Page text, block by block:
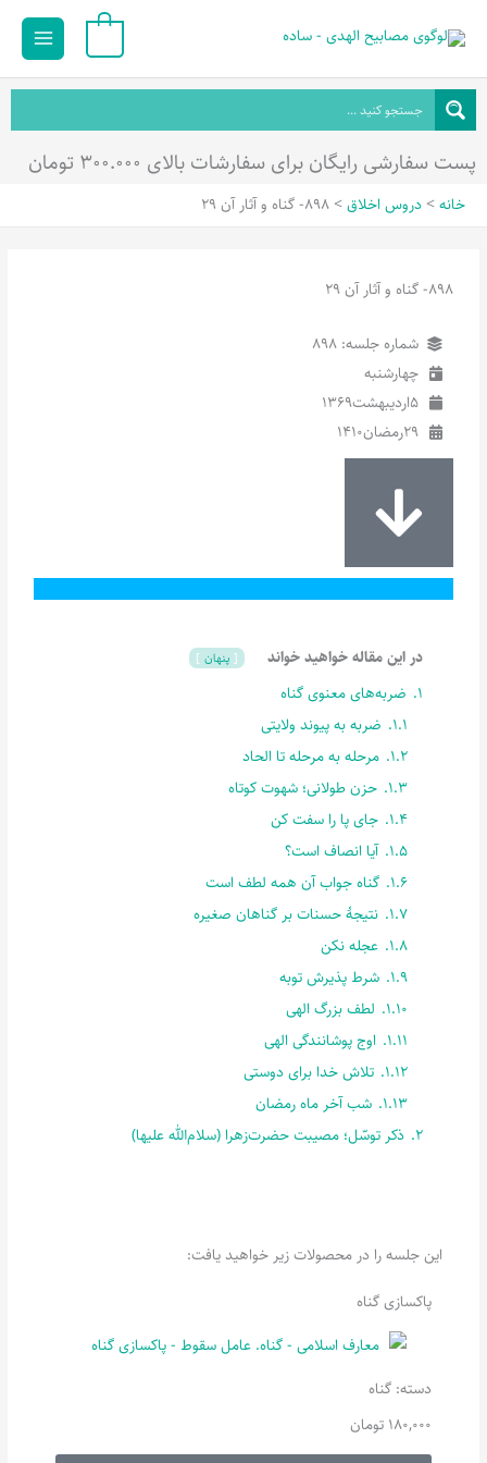
محتوا
Main
پست سفارشی رایگان برای سفارشات بالای ۳۰۰.۰۰۰ تومان
خانه دروس اخلاق 898- گناه و آثار آن 29
898- گناه و آثار آن 29
شماره جلسه: 898
چهارشنبه
5اردیبهشت1369
29رمضان1410
در این مقاله خواهید خواند پنهان
1. ضربه‌های معنوی گناه
1.1. ضربه به پیوند ولایتی
1.2. مرحله به مرحله تا الحاد
1.3. حزن طولانی؛ شهوت کوتاه
1.4. جای پا را سفت کن
1.5. آیا انصاف است؟
1.6. گناه جواب آن همه لطف است
1.7. نتیجۀ حسنات بر گناهان صغیره
1.8. عجله نکن
1.9. شرط پذیرش توبه
1.10. لطف بزرگ الهی
1.11. اوج پوشانندگی الهی
1.12. تلاش خدا برای دوستی
1.13. شب آخر ماه رمضان
2. ذکر توسّل؛ مصیبت حضرت‌زهرا (سلام‌الله علیها)
این جلسه را در محصولات زیر خواهید یافت:
پاکسازی گناه
دسته:گناه
180,000 تومان